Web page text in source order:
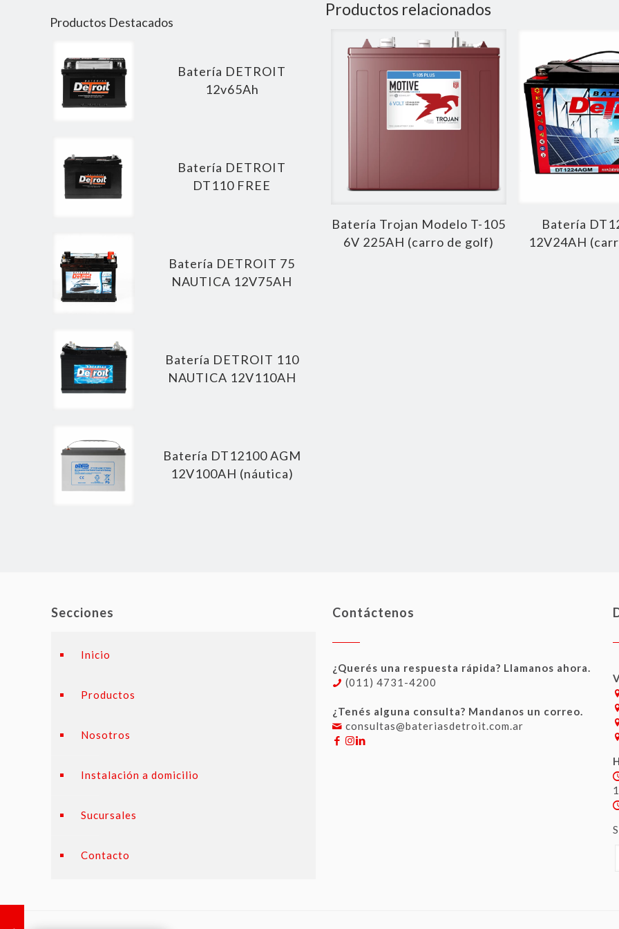
Productos relacionados
Batería Trojan Modelo T-105
6V 225AH (carro de golf)
Batería
12V24AH
Productos Destacados
Batería DETROIT
12v65Ah
Batería DETROIT
DT110 FREE
Batería DETROIT 75
NAUTICA 12V75AH
Batería DETROIT 110
NAUTICA 12V110AH
Batería DT12100 AGM
12V100AH (náutica)
Secciones
Inicio
Productos
Nosotros
Instalación a domicilio
Sucursales
Contacto
Contáctenos
¿Querés una respuesta rápida? Llamanos ahora.
(011) 4731-4200
¿Tenés alguna consulta? Mandanos un correo.
consultas@bateriasdetroit.com.ar